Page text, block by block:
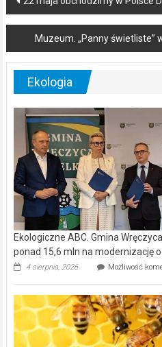
navigation
Muzeum. „Panny
Ekologia
Ekologiczne ABC. Gmina
ponad 15,6 mln na modernizację
4 sierpnia, 2026 Możliwość